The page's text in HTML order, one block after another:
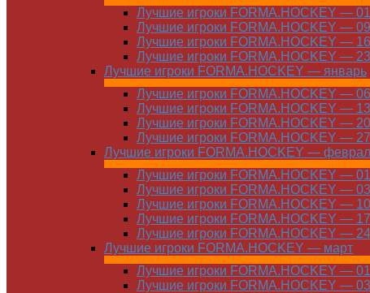
Лучшие игроки FORMA.HOCKEY —
Лучшие игроки FORMA.HOCKEY —
Лучшие игроки FORMA.HOCKEY —
Лучшие игроки FORMA.HOCKEY —
Лучшие игроки FORMA.HOCKEY — январь
Лучшие игроки FORMA.HOCKEY —
Лучшие игроки FORMA.HOCKEY —
Лучшие игроки FORMA.HOCKEY —
Лучшие игроки FORMA.HOCKEY —
Лучшие игроки FORMA.HOCKEY —
Лучшие игроки FORMA.HOCKEY —
Лучшие игроки FORMA.HOCKEY —
Лучшие игроки FORMA.HOCKEY —
Лучшие игроки FORMA.HOCKEY —
Лучшие игроки FORMA.HOCKEY —
Лучшие игроки FORMA.HOCKEY — март
Лучшие игроки FORMA.HOCKEY —
Лучшие игроки FORMA.HOCKEY —